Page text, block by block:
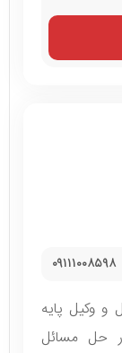
۰۹۱۱۱۰۰۸۵۹۸
و وکیل پایه
حل مسائل